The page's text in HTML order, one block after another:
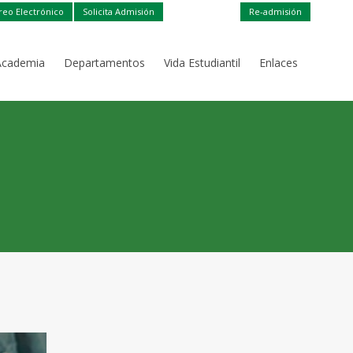
Electrónico Solicita Admisión Re-admisión
Departamentos Vida Estudiantil Enlaces